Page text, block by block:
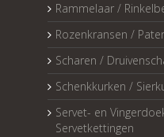
Rammelaar /
Rozenkransen /
Scharen /
Schenkkurken /
Servet- en
Servetkettingen